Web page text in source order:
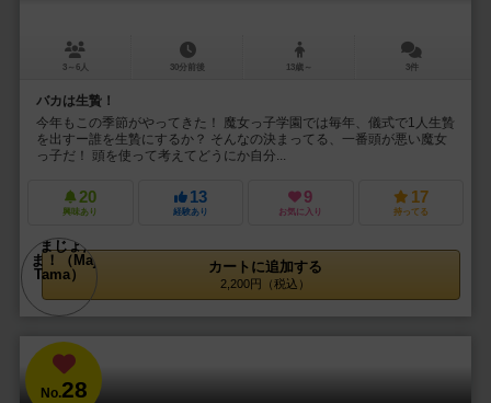
3～6人 30分前後 13歳～ 3件
バカは生贄！
今年もこの季節がやってきた！ 魔女っ子学園では毎年、儀式で1人生贄
を出すー誰を生贄にするか？ そんなの決まってる、一番頭が悪い魔女
っ子だ！ 頭を使って考えてどうにか自分...
20
興味あり
13
経験あり
9
お気に入り
17
持ってる
カートに追加する
2,200円（税込）
No.28